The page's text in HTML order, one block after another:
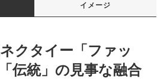
イメージ
クタイー「ファッ
伝統」の見事な融合